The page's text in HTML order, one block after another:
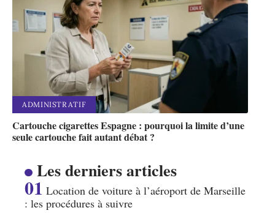
ADMINISTRATIF
Cartouche cigarettes Espagne : pourquoi la limite d’une
seule cartouche fait autant débat ?
Les derniers articles
Location de voiture à l’aéroport de Marseille
: les procédures à suivre